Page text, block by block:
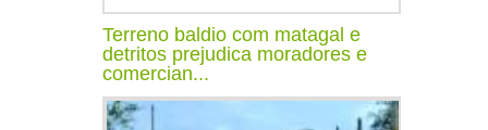
Terreno baldio com matagal e
detritos prejudica moradores e
comercian...